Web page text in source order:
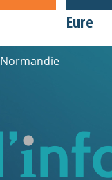
Eure